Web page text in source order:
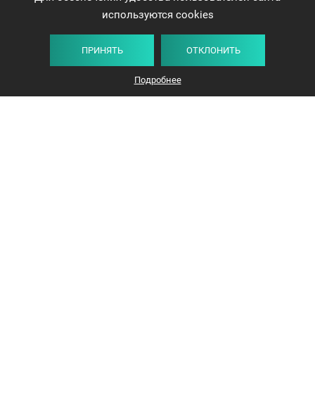
используются cookies
ПРИНЯТЬ ОТКЛОНИТЬ
Подробнее